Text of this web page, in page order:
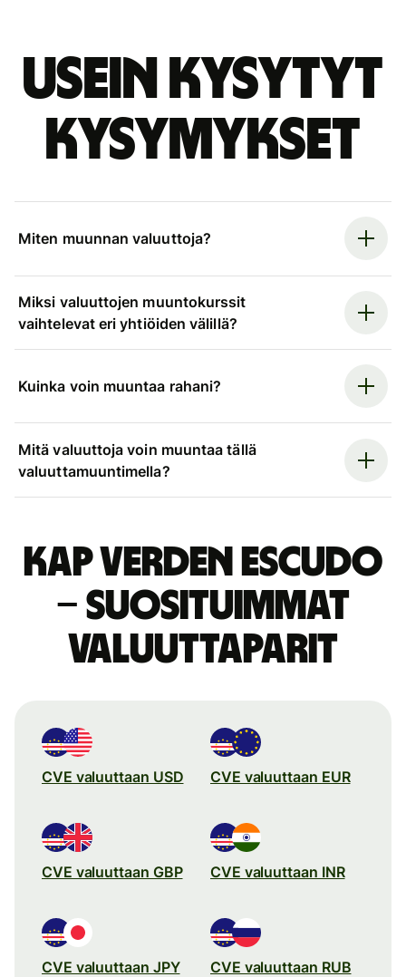
Usein kysytyt
kysymykset
Miten muunnan valuuttoja?
Miksi valuuttojen muuntokurssit
vaihtelevat eri yhtiöiden välillä?
Kuinka voin muuntaa rahani?
Mitä valuuttoja voin muuntaa tällä
valuuttamuuntimella?
Kap Verden escudo
– suosituimmat
valuuttaparit
CVE valuuttaan USD CVE valuuttaan EUR
CVE valuuttaan GBP CVE valuuttaan INR
CVE valuuttaan JPY CVE valuuttaan RUB